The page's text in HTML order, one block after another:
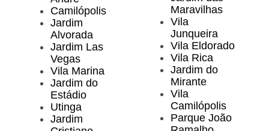
Camilópolis
Jardim
Alvorada
Jardim Las
Vegas
Vila Marina
Jardim do
Estádio
Utinga
Jardim
Maravilhas
Vila
Junqueira
Vila Eldorado
Vila Rica
Jardim do
Mirante
Vila
Camilópolis
Parque João